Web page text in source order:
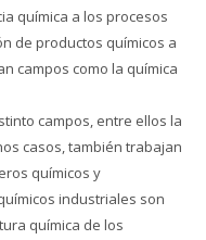
química a los procesos
de productos químicos a
campos como la química
campos, entre ellos la
casos, también trabajan
químicos y
industriales son
química de los